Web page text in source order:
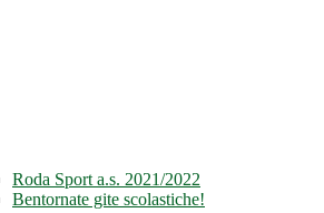
Roda Sport a.s. 2021/2022
Bentornate gite scolastiche!